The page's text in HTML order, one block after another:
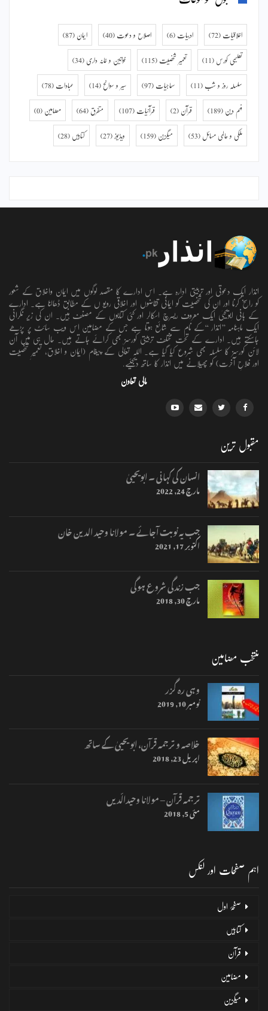
اخلاقیات (72) ادبیات (6) اصلاح و دعوت (40) ایمان (87)
تعلیمی کورس (11) تعمیر شخصیت (115) خواتین و خانہ داری (34)
سلسلہ روز و شب (11) سماجیات (97) سیر و سوانح (14) عبادات (78)
فہم دین (189) قرآن (2) قرآنیات (107) متفرق (64) مضامین (0)
ملکی و عالمی مسائل (53) میگزین (159) ویڈیوز (27) کتابیں (28)
انذار ایک دعوتی اور تربیتی ادارہ ہے۔ اس ادارے کا مقصد لوگوں میں ایمان واخلاق کے شعور
کو راسخ کرنا اور ان کی شخصیت کو ایمانی تقاضوں اور اخلاقی رویو ں کے مطابق ڈھالنا ہے۔ ادارے
کے بانی ابویحییٰ ایک معروف ریسرچ اسکالر اور کئی کتابوں کے مصنف ہیں۔ ان کی زیر نگرانی
ایک ماہنامہ ’’انذار ‘‘کے نام سے شائع ہوتا ہے جس کے مضامین اس ویب سائٹ پر پڑھے
جاسکتے ہیں۔ ادارے کے تحت مختلف تربیتی کورسز بھی کرائے جاتے ہیں۔ حال ہی میں آن
لائن کورسز کا سلسلہ بھی شروع کیا گیا ہے۔ اللہ تعالٰی کے پیغام (ایمان و اخلاق، تعمیرِ شخصیت
اور فلاحِ آخرت) کو پھیلانے میں انذار کا ساتھ دیجئیے.
مالی تعاون
مقبول ترین
انسان کی کہانی ۔ ابویحییٰ
مارچ 24, 2022
جب یہ نوبت آجائے ۔ مولانا وحید الدین خان
اکتوبر 17, 2021
جب زندگی شروع ہوگی
مارچ 30, 2018
منتخب مضامین
وہی رہ گزر
نومبر 10, 2019
خلاصہ و ترجمہ قرآن، ابو یحییٰ کے ساتھ
اپریل 23, 2018
ترجمہ قرآن – مولانا وحیدالّدیں
مئی 5, 2018
اہم صفحات اور لنکس
صفحۂ اول
کتابیں
قرآن
مضامین
میگزین